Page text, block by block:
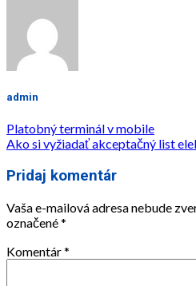
admin
Platobný terminál v mobile
Ako si vyžiadať akceptačný list
Pridaj komentár
Vaša e-mailová adresa nebude
označené*
Komentár*